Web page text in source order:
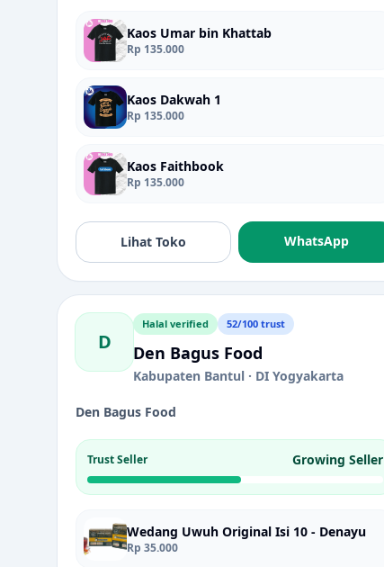
Kaos Umar bin Khattab
Rp 135.000
Kaos Dakwah 1
Rp 135.000
Kaos Faithbook
Rp 135.000
Lihat Toko WhatsApp
D
Halal verified 52/100 trust
Den Bagus Food
Kabupaten Bantul · DI Yogyakarta
Den Bagus Food
Trust Seller Growing Seller
Wedang Uwuh Original Isi 10 - Denayu
Rp 35.000